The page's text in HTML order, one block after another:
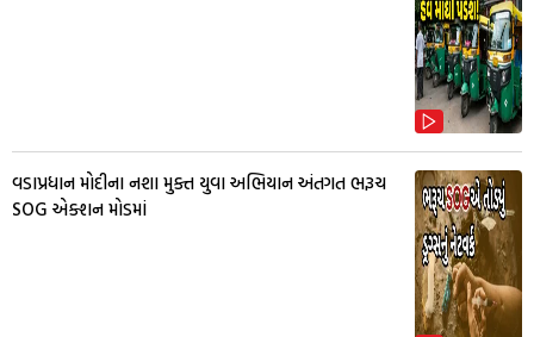
વડાપ્રધાન મોદીના નશા મુક્ત યુવા અભિયાન અંતગત ભરૂચ
SOG એક્શન મોડમાં